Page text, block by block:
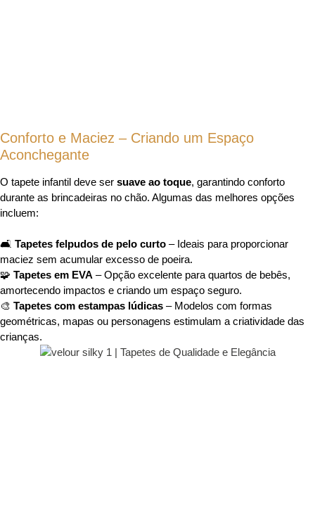
Conforto e Maciez – Criando um Espaço
Aconchegante
O tapete infantil deve ser suave ao toque, garantindo conforto
durante as brincadeiras no chão. Algumas das melhores opções
incluem:
🛋️ Tapetes felpudos de pelo curto – Ideais para proporcionar
maciez sem acumular excesso de poeira.
🧩 Tapetes em EVA – Opção excelente para quartos de bebês,
amortecendo impactos e criando um espaço seguro.
🎨 Tapetes com estampas lúdicas – Modelos com formas
geométricas, mapas ou personagens estimulam a criatividade das
crianças.